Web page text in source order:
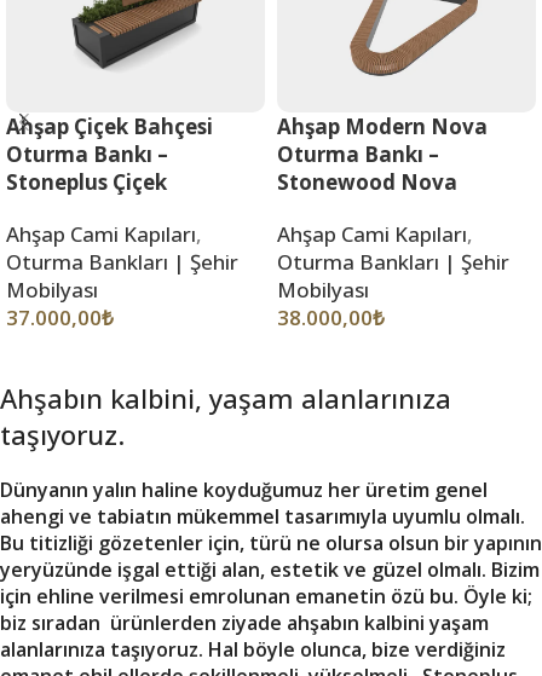
Ahşap Çiçek Bahçesi
Oturma Bankı –
Stoneplus Çiçek
Ahşap Cami Kapıları,
Oturma Bankları | Şehir
Mobilyası
37.000,00₺
Ahşap Modern Nova
Oturma Bankı –
Stonewood Nova
Ahşap Cami Kapıları,
Oturma Bankları | Şehir
Mobilyası
38.000,00₺
Ahşabın kalbini, yaşam alanlarınıza
taşıyoruz.
Dünyanın yalın haline koyduğumuz her üretim genel
ahengi ve tabiatın mükemmel tasarımıyla uyumlu olmalı.
Bu titizliği gözetenler için, türü ne olursa olsun bir yapının
yeryüzünde işgal ettiği alan, estetik ve güzel olmalı. Bizim
için ehline verilmesi emrolunan emanetin özü bu. Öyle ki;
biz sıradan ürünlerden ziyade ahşabın kalbini yaşam
alanlarınıza taşıyoruz. Hal böyle olunca, bize verdiğiniz